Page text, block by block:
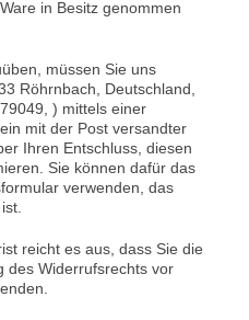
in Besitz genommen
müssen Sie uns
Röhrnbach, Deutschland,
) mittels einer
mit der Post versandter
Ihren Entschluss, diesen
Sie können dafür das
verwenden, das
reicht es aus, dass Sie die
des Widerrufsrechts vor